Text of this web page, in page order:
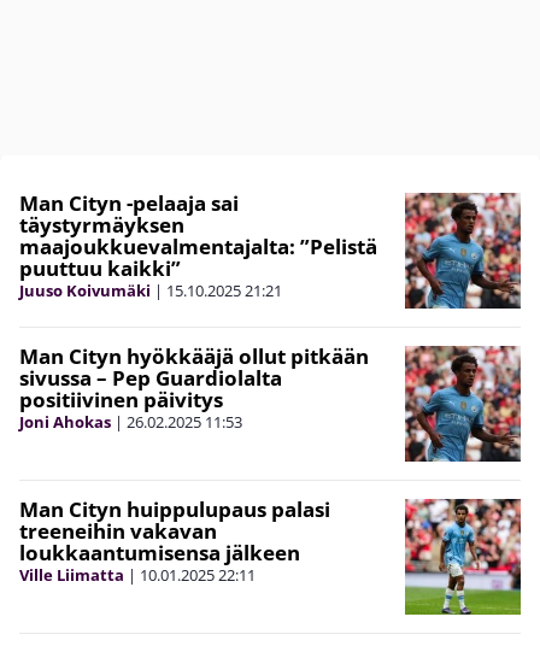
Man Cityn -pelaaja sai
täystyrmäyksen
maajoukkuevalmentajalta: ”Pelistä
puuttuu kaikki”
Juuso Koivumäki | 15.10.202521:21
Man Cityn hyökkääjä ollut pitkään
sivussa – Pep Guardiolalta
positiivinen päivitys
Joni Ahokas | 26.02.2025 11:53
Man Cityn huippulupaus palasi
treeneihin vakavan
loukkaantumisensa jälkeen
Ville Liimatta | 10.01.202522:11